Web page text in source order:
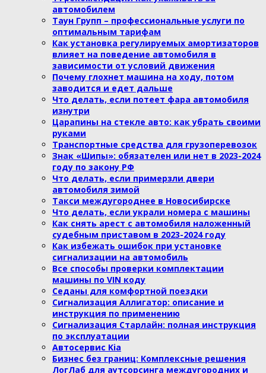
автомобилем
Таун Групп – профессиональные услуги по
оптимальным тарифам
Как установка регулируемых амортизаторов
влияет на поведение автомобиля в
зависимости от условий движения
Почему глохнет машина на ходу, потом
заводится и едет дальше
Что делать, если потеет фара автомобиля
изнутри
Царапины на стекле авто: как убрать своими
руками
Транспортные средства для грузоперевозок
Знак «Шипы»: обязателен или нет в 2023-2024
году по закону РФ
Что делать, если примерзли двери
автомобиля зимой
Такси междугороднее в Новосибирске
Что делать, если украли номера с машины
Как снять арест с автомобиля наложенный
судебным приставом в 2023-2024 году
Как избежать ошибок при установке
сигнализации на автомобиль
Все способы проверки комплектации
машины по VIN коду
Седаны для комфортной поездки
Сигнализация Аллигатор: описание и
инструкция по применению
Сигнализация Старлайн: полная инструкция
по эксплуатации
Автосервис Kia
Бизнес без границ: Комплексные решения
ЛогЛаб для аутсорсинга междугородних и